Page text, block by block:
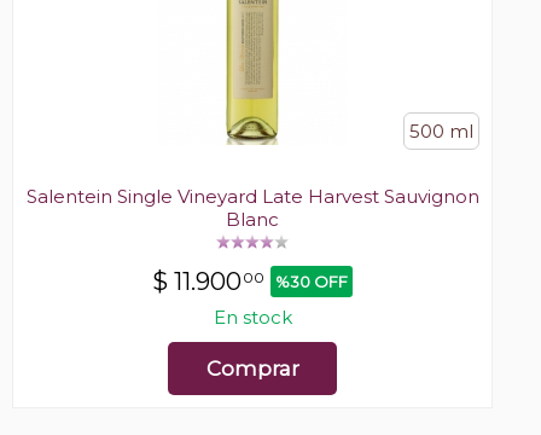
500 ml
Salentein Single Vineyard Late Harvest Sauvignon
Blanc
$ 11.90000 %30 OFF
En stock
Comprar